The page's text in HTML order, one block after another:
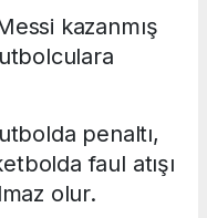
kazanmış
penaltı,
faul atışı
olur.